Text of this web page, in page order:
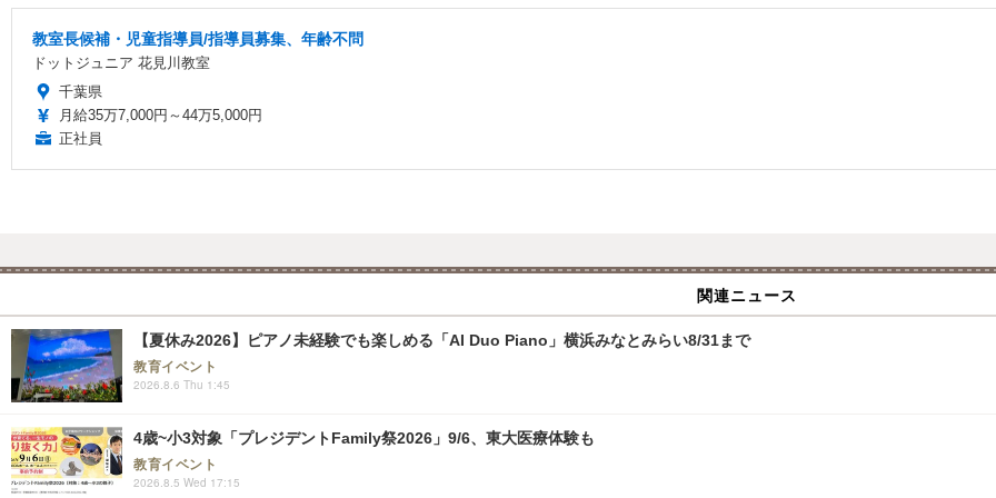
教室長候補・児童指導員/指導員募集、年齢不問
ドットジュニア 花見川教室
千葉県
月給35万7,000円～44万5,000円
正社員
関連ニュース
【夏休み2026】ピアノ未経験でも楽しめる「AI Duo Piano」横浜みなとみらい8/31まで
教育イベント
2026.8.6 Thu 1:45
4歳~小3対象「プレジデントFamily祭2026」9/6、東大医療体験も
教育イベント
2026.8.5 Wed 17:15